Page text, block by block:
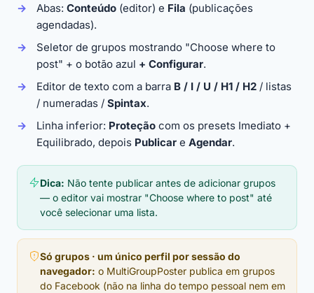
Abas: Conteúdo (editor) e Fila (publicações
agendadas).
Seletor de grupos mostrando "Choose where to
post" + o botão azul + Configurar.
Editor de texto com a barra B / I / U / H1 / H2 / listas
/ numeradas / Spintax.
Linha inferior: Proteção com os presets Imediato +
Equilibrado, depois Publicar e Agendar.
Dica: Não tente publicar antes de adicionar grupos
— o editor vai mostrar "Choose where to post" até
você selecionar uma lista.
Só grupos · um único perfil por sessão do
navegador: o MultiGroupPoster publica em grupos
do Facebook (não na linha do tempo pessoal nem em